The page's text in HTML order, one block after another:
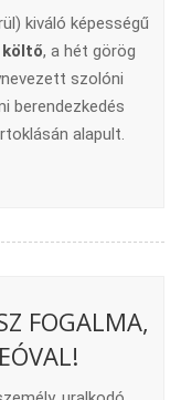
kiváló képességű
, a hét görög
szolóni
berendezkedés
alapult.
FOGALMA,